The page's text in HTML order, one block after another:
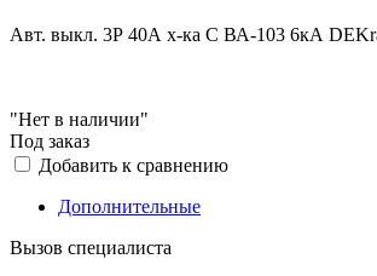
Авт. выкл. 3Р 40А х-ка C ВА-103 6кА
"Нет в наличии"
Под заказ
Добавить к сравнению
Дополнительные
Вызов специалиста